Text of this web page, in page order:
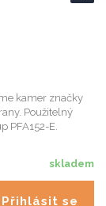
kamer značky
Použitelný
PFA152-E.
skladem
Přihlásit se